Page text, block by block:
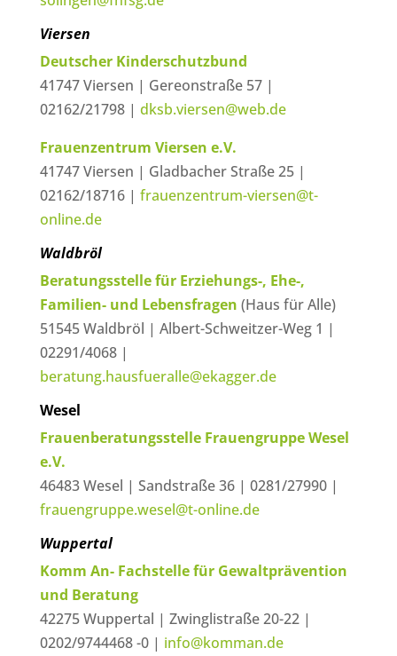
Viersen
Deutscher Kinderschutzbund
41747 Viersen | Gereonstraße 57 |
02162/21798 | dksb.viersen@web.de
Frauenzentrum Viersen e.V.
41747 Viersen | Gladbacher Straße 25 |
02162/18716 | frauenzentrum-viersen@t-
online.de
Waldbröl
Beratungsstelle für Erziehungs-, Ehe-,
Familien- und Lebensfragen (Haus für Alle)
51545 Waldbröl | Albert-Schweitzer-Weg 1 |
02291/4068 |
beratung.hausfueralle@ekagger.de
Wesel
Frauenberatungsstelle Frauengruppe Wesel
e.V.
46483 Wesel | Sandstraße 36 | 0281/27990 |
frauengruppe.wesel@t-online.de
Wuppertal
Komm An- Fachstelle für Gewaltprävention
und Beratung
42275 Wuppertal | Zwinglistraße 20-22 |
0202/9744468 -0 | info@komman.de